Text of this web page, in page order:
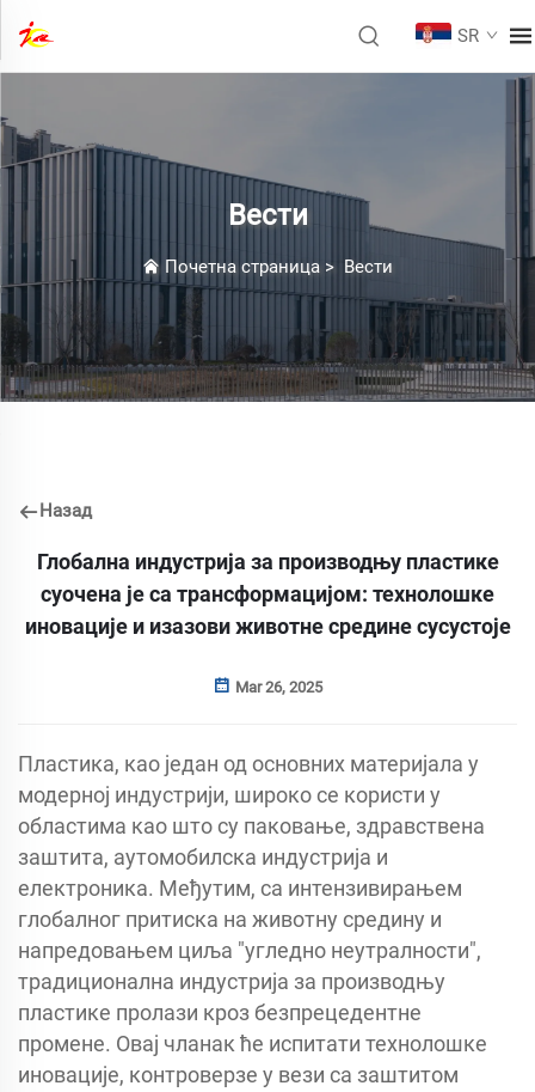
SR
Вести
Почетна страница > Вести
Назад
Глобална индустрија за производњу пластике
суочена је са трансформацијом: технолошке
иновације и изазови животне средине сусустоје
Mar 26, 2025
Пластика, као један од основних материјала у
модерној индустрији, широко се користи у
областима као што су паковање, здравствена
заштита, аутомобилска индустрија и
електроника. Међутим, са интензивирањем
глобалног притиска на животну средину и
напредовањем циља "угледно неутралности",
традиционална индустрија за производњу
пластике пролази кроз безпрецедентне
промене. Овај чланак ће испитати технолошке
иновације, контроверзе у вези са заштитом